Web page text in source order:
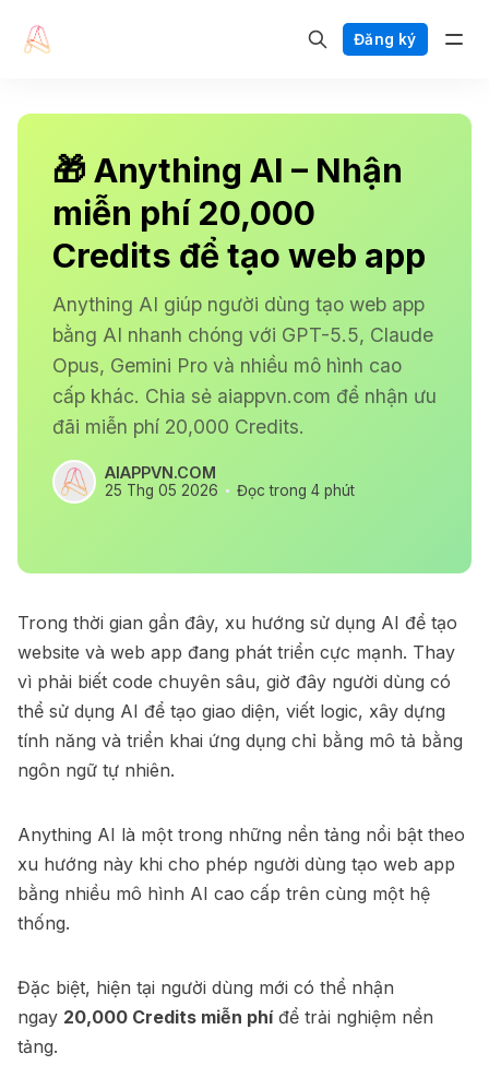
Đăng ký
🎁 Anything AI – Nhận
miễn phí 20,000
Credits để tạo web app
Anything AI giúp người dùng tạo web app
bằng AI nhanh chóng với GPT-5.5, Claude
Opus, Gemini Pro và nhiều mô hình cao
cấp khác. Chia sẻ aiappvn.com để nhận ưu
đãi miễn phí 20,000 Credits.
AIAPPVN.COM
25 Thg 05 2026 Đọc trong 4 phút
Trong thời gian gần đây, xu hướng sử dụng AI để tạo
website và web app đang phát triển cực mạnh. Thay
vì phải biết code chuyên sâu, giờ đây người dùng có
thể sử dụng AI để tạo giao diện, viết logic, xây dựng
tính năng và triển khai ứng dụng chỉ bằng mô tả bằng
ngôn ngữ tự nhiên.
Anything AI là một trong những nền tảng nổi bật theo
xu hướng này khi cho phép người dùng tạo web app
bằng nhiều mô hình AI cao cấp trên cùng một hệ
thống.
Đặc biệt, hiện tại người dùng mới có thể nhận
ngay 20,000 Credits miễn phíđể trải nghiệm nền
tảng.